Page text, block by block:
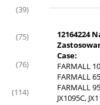
(39)
(75)
(76)
(114)
12164224
Case:
FARMALL
FARMALL
FARMALL
JX1095C,